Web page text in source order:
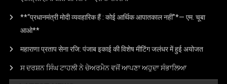
**“प्रधानमंत्री मोदी व्यवहारिक हैं : कोई आर्थिक आपातकाल नहीं”*— एम. चूबा
आओ**
महाराणा प्रताप सेना रजि: पंजाब इकाई की विशेष मीटिंग जलंधर में हुई अयोजत
ਸ ਦਰਸ਼ਨ ਸਿੰਘ ਟਾਹਲੀ ਨੇ ਚੇਅਰਮੈਨ ਵਜੋਂ ਆਪਣਾ ਅਹੁਦਾ ਸੰਭਾਲਿਆ